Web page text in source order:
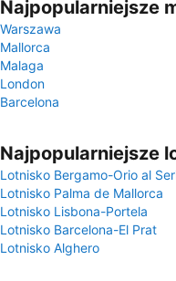
Najpopularniejsze
Warszawa
Mallorca
Malaga
London
Barcelona
Najpopularniejsze
Lotnisko Bergamo-Orio al
Lotnisko Palma de Mallorca
Lotnisko Lisbona-Portela
Lotnisko Barcelona-El Prat
Lotnisko Alghero